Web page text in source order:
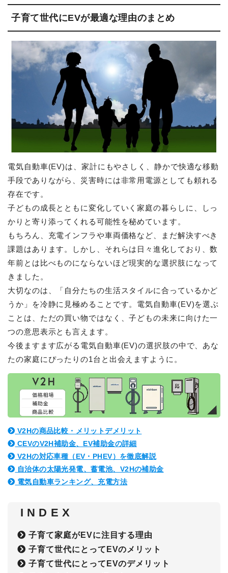
子育て世代にEVが最適な理由のまとめ
電気自動車(EV)は、家計にもやさしく、静かで快適な移動
手段でありながら、災害時には非常用電源としても頼れる
存在です。
子どもの成長とともに変化していく家庭の暮らしに、しっ
かりと寄り添ってくれる可能性を秘めています。
もちろん、充電インフラや車両価格など、まだ解決すべき
課題はあります。しかし、それらは日々進化しており、数
年前とは比べものにならないほど現実的な選択肢になって
きました。
大切なのは、「自分たちの生活スタイルに合っているかど
うか」を冷静に見極めることです。電気自動車(EV)を選ぶ
ことは、ただの買い物ではなく、子どもの未来に向けた一
つの意思表示とも言えます。
今後ますます広がる電気自動車(EV)の選択肢の中で、あな
たの家庭にぴったりの1台と出会えますように。
V2Hの商品比較・メリットデメリット
CEVのV2H補助金、EV補助金の詳細
V2Hの対応車種（EV・PHEV）を徹底解説
自治体の太陽光発電、蓄電池、V2Hの補助金
電気自動車ランキング、充電方法
I N D E X
子育て家庭がEVに注目する理由
子育て世代にとってEVのメリット
子育て世代にとってEVのデメリット